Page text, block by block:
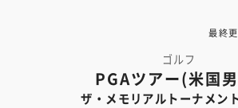
最終
ゴルフ
PGAツアー(米国
ザ・メモリアルトーナメン